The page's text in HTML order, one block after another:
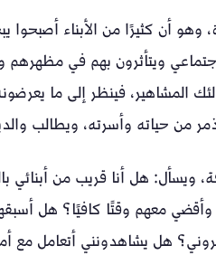
أن كثيرًا من الأبناء أصبحوا
ويتأثرون بهم في
المشاهير، فينظر إلى ما
من حياته وأسرته، ويطالب
هل أنا قريب من أبنائي
معهم وقتًا كافيًا؟ هل
هل يشاهدونني أتعامل مع